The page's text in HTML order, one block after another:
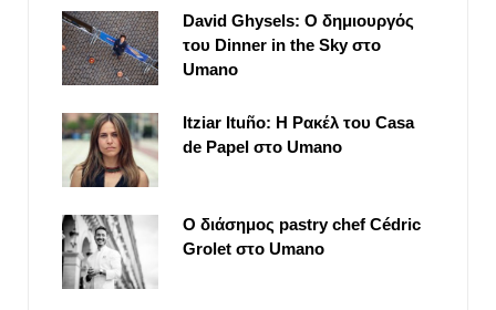
David Ghysels: Ο δημιουργός
του Dinner in the Sky στο
Umano
Itziar Ituño: Η Ρακέλ του Casa
de Papel στο Umano
Ο διάσημος pastry chef Cédric
Grolet στο Umano